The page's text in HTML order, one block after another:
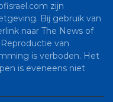
zijn
Bij gebruik van
naar The News of
van
is verboden. Het
is eveneens niet